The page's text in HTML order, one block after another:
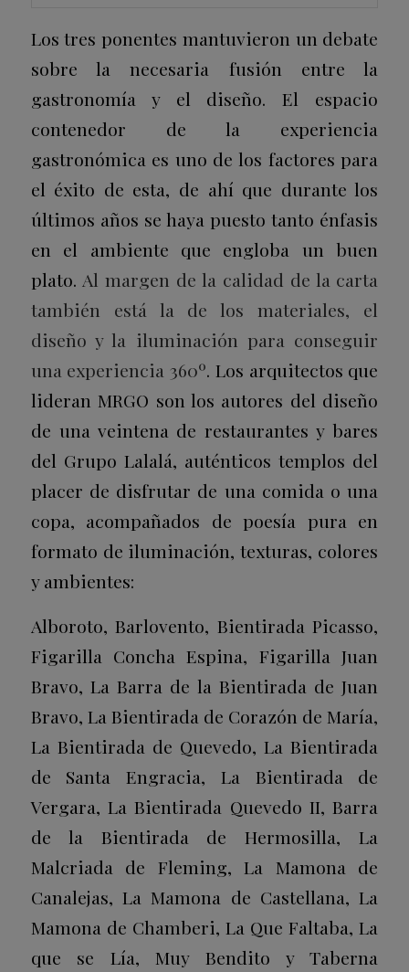
Los tres ponentes mantuvieron un debate
sobre la necesaria fusión entre la
gastronomía y el diseño. El espacio
contenedor de la experiencia
gastronómica es uno de los factores para
el éxito de esta, de ahí que durante los
últimos años se haya puesto tanto énfasis
en el ambiente que engloba un buen
plato. Al margen de la calidad de la carta
también está la de los materiales, el
diseño y la iluminación para conseguir
una experiencia 360º. Los arquitectos que
lideran MRGO son los autores del diseño
de una veintena de restaurantes y bares
del Grupo Lalalá, auténticos templos del
placer de disfrutar de una comida o una
copa, acompañados de poesía pura en
formato de iluminación, texturas, colores
y ambientes:
Alboroto, Barlovento, Bientirada Picasso,
Figarilla Concha Espina, Figarilla Juan
Bravo, La Barra de la Bientirada de Juan
Bravo, La Bientirada de Corazón de María,
La Bientirada de Quevedo, La Bientirada
de Santa Engracia, La Bientirada de
Vergara, La Bientirada Quevedo II, Barra
de la Bientirada de Hermosilla, La
Malcriada de Fleming, La Mamona de
Canalejas, La Mamona de Castellana, La
Mamona de Chamberi, La Que Faltaba, La
que se Lía, Muy Bendito y Taberna